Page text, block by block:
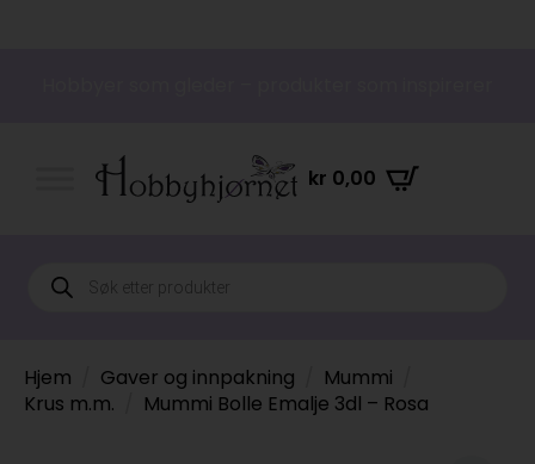
kr 0,00
Products
search
Hjem Gaver og innpakning
Mummi
Krus m.m.
Mummi Bolle Emalje 3dl – Rosa